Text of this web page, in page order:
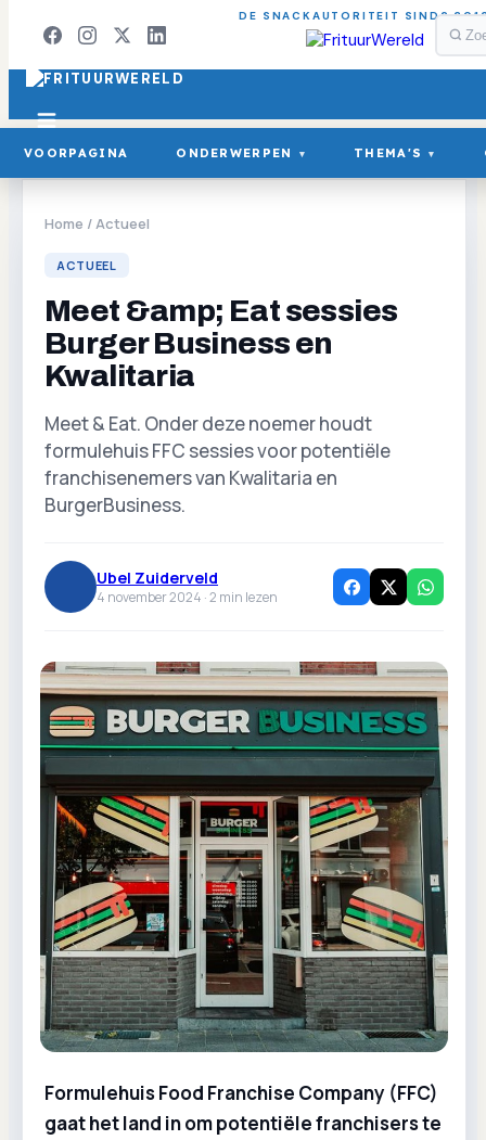
DE SNACKAUTORITEIT SINDS
VOORPAGINA ONDERWERPEN ▾ THEMA'S ▾
Home /Actueel
ACTUEEL
Meet &amp; Eat sessies
Burger Business en
Kwalitaria
Meet & Eat. Onder deze noemer houdt
formulehuis FFC sessies voor potentiële
franchisenemers van Kwalitaria en
BurgerBusiness.
Ubel Zuiderveld
4 november 2024 ·2 min lezen
Formulehuis Food Franchise Company (FFC)
gaat het land in om potentiële franchisers te